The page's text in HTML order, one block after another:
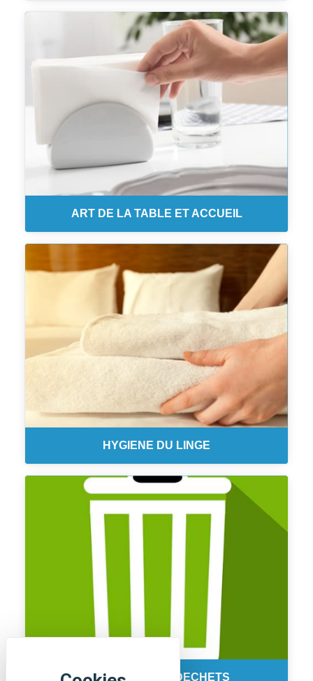
ART DE LA TABLE ET ACCUEIL
HYGIENE DU LINGE
COLLECTE DES DECHETS